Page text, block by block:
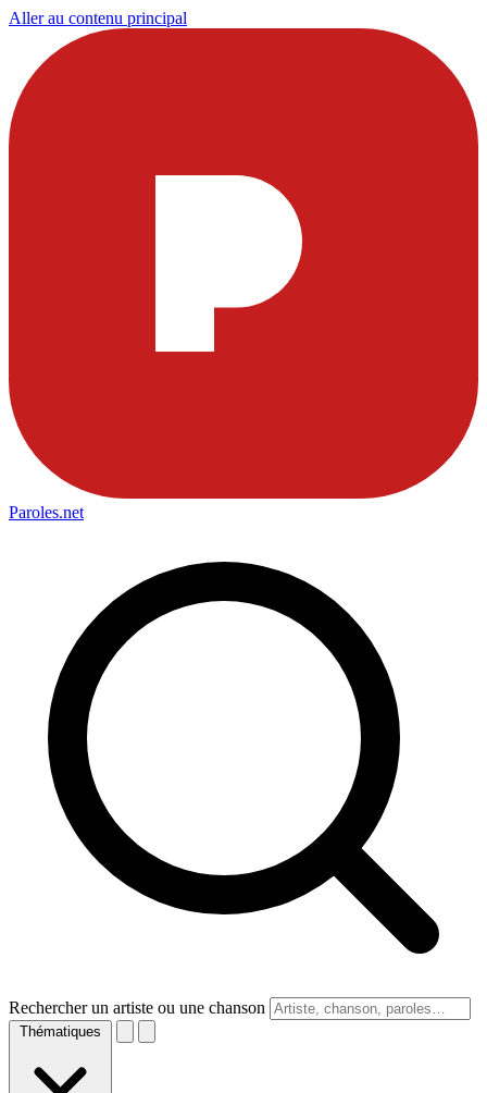
Aller au contenu principal
Paroles.net
Rechercher un artiste ou une chanson
Thématiques